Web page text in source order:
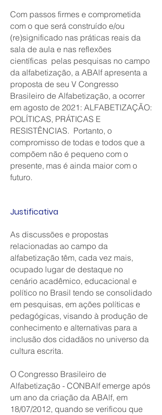
Com passos firmes e comprometida
com o que será construído e/ou
(re)significado nas práticas reais da
sala de aula e nas reflexões
científicas pelas pesquisas no campo
da alfabetização, a ABAlf apresenta a
proposta de seu V Congresso
Brasileiro de Alfabetização, a ocorrer
em agosto de 2021: ALFABETIZAÇÃO:
POLÍTICAS, PRÁTICAS E
RESISTÊNCIAS. Portanto, o
compromisso de todas e todos que a
compõem não é pequeno com o
presente, mas é ainda maior com o
futuro.
Justificativa
As discussões e propostas
relacionadas ao campo da
alfabetização têm, cada vez mais,
ocupado lugar de destaque no
cenário acadêmico, educacional e
político no Brasil tendo se consolidado
em pesquisas, em ações políticas e
pedagógicas, visando à produção de
conhecimento e alternativas para a
inclusão dos cidadãos no universo da
cultura escrita.
O Congresso Brasileiro de
Alfabetização - CONBAlf emerge após
um ano da criação da ABAlf, em
18/07/2012, quando se verificou que